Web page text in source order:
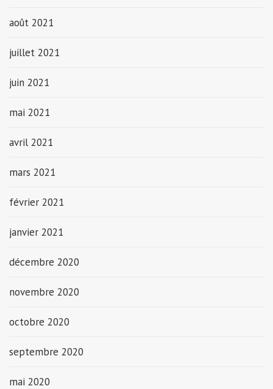
août 2021
juillet 2021
juin 2021
mai 2021
avril 2021
mars 2021
février 2021
janvier 2021
décembre 2020
novembre 2020
octobre 2020
septembre 2020
mai 2020